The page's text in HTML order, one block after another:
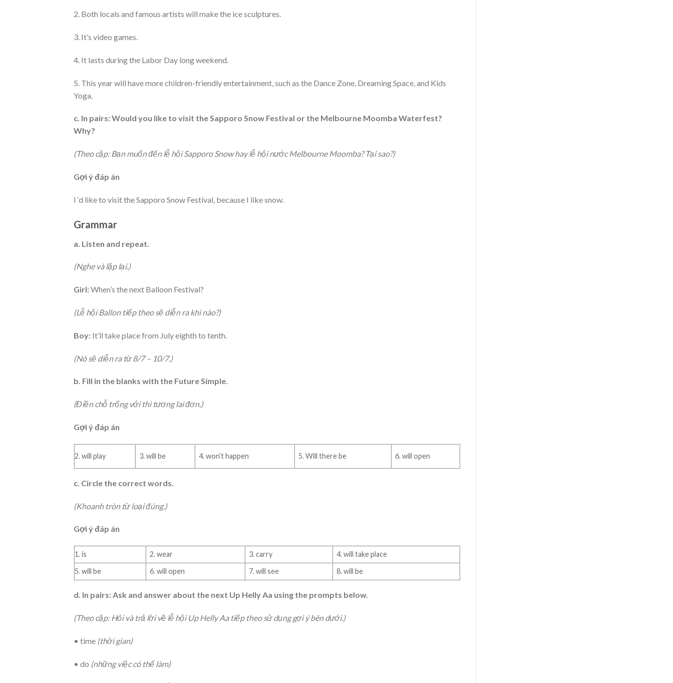
2. Both locals and famous artists will make the ice sculptures.
3. It’s video games.
4. It lasts during the Labor Day long weekend.
5. This year will have more children-friendly entertainment, such as the Dance Zone, Dreaming Space, and Kids
Yoga.
c. In pairs: Would you like to visit the Sapporo Snow Festival or the Melbourne Moomba Waterfest?
Why?
(Theo cặp: Bạn muốn đến lễ hội Sapporo Snow hay lễ hội nước Melbourne Moomba? Tại sao?)
Gợi ý đáp án
I ‘d like to visit the Sapporo Snow Festival, because I like snow.
Grammar
a. Listen and repeat.
(Nghe và lặp lại.)
Girl:When’s the next Balloon Festival?
(Lễ hội Ballon tiếp theo sẽ diễn ra khi nào?)
Boy: It’ll take place from July eighth to tenth.
(Nó sẽ diễn ra từ 8/7 – 10/7.)
b. Fill in the blanks with the Future Simple.
(Điền chỗ trống với thì tương lai đơn.)
Gợi ý đáp án
2. will play 3. will be 4. won’t happen 5. Will there be 6. will open
c. Circle the correct words.
(Khoanh tròn từ loại đúng.)
Gợi ý đáp án
1. is 2. wear 3. carry
4. will take place
5. will be
6. will open 7. will see 8. will be
d. In pairs: Ask and answer about the next Up Helly Aa using the prompts below.
(Theo cặp: Hỏi và trả lời về lễ hội Up Helly Aa tiếp theo sử dụng gợi ý bên dưới.)
• time (thời gian)
• do (những việc có thể làm)